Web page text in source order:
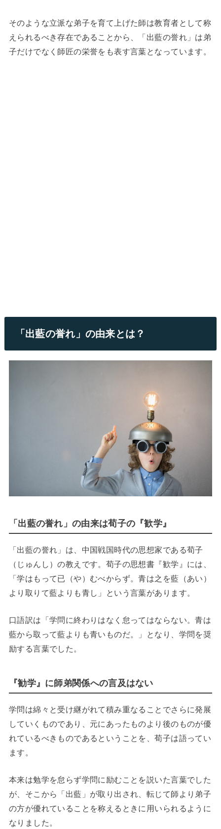
そのような立派な弟子を育て上げた師は教育者として称
えられるべき存在であることから、「出藍の誉れ」は弟
子だけでなく師匠の栄誉をも表す言葉となっています。
「出藍の誉れ」の由来とは？
「出藍の誉れ」の由来は荀子の『歓学』
「出藍の誉れ」は、中国戦国時代の思想家である荀子
（じゅんし）の教えです。荀子の思想書『歓学』には、
「学はもって已（や）むべからず。青は之を藍（あい）
より取りて藍よりも青し」という言葉があります。
口語訳は「学問に終わりはなく怠ってはならない。青は
藍から取って藍よりも青いものだ。」となり、学問を奨
励する言葉でした。
『勧学』に師弟関係への言及はない
学問は綿々と受け継がれて積み重なることでさらに発展
していくものであり、元にあったものより後のものが優
れているべきものであるということを、荀子は語ってい
ます。
本来は勉学を怠らず学問に励むことを説いた言葉でした
が、そこから「出藍」が取り出され、転じて師より弟子
の方が優れていることを称えるときに用いられるように
なりました。